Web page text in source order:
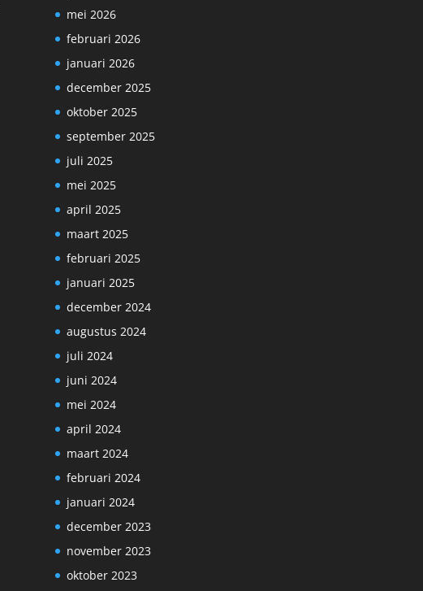
mei 2026
februari 2026
januari 2026
december 2025
oktober 2025
september 2025
juli 2025
mei 2025
april 2025
maart 2025
februari 2025
januari 2025
december 2024
augustus 2024
juli 2024
juni 2024
mei 2024
april 2024
maart 2024
februari 2024
januari 2024
december 2023
november 2023
oktober 2023